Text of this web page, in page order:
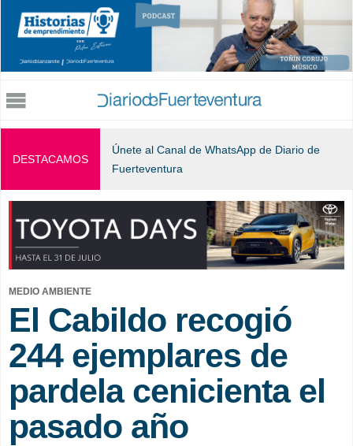
Jump to navigation
DESTACAMOS
Únete al Canal de WhatsApp de Diario de
Fuerteventura
MEDIO AMBIENTE
El Cabildo recogió
244 ejemplares de
pardela cenicienta el
pasado año